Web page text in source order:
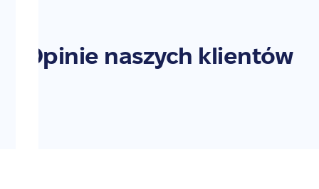
Opinie naszych klientów